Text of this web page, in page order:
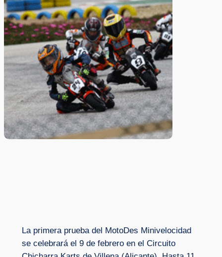
La primera prueba del MotoDes Minivelocidad
se celebrará el 9 de febrero en el Circuito